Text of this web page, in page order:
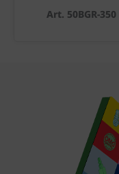
Art. 50BGR-350